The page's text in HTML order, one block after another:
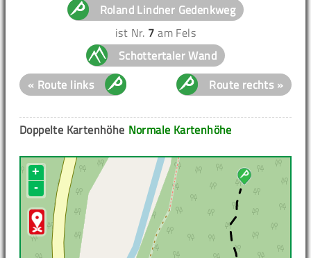
Roland Lindner Gedenkweg
ist Nr. 7 am Fels
Schottertaler Wand
« Route links
Route rechts »
Normale Kartenhöhe
Doppelte Kartenhöhe
+
-